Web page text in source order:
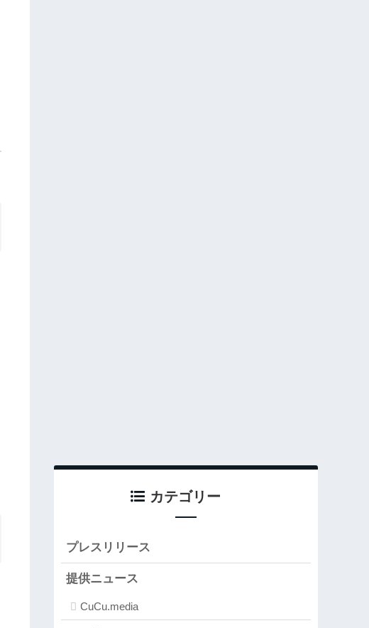
カテゴリー
プレスリリース
提供ニュース
CuCu.media